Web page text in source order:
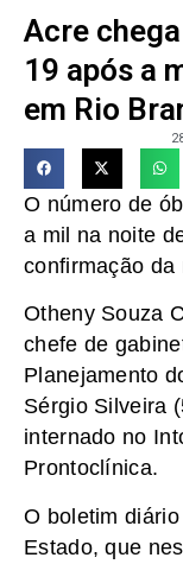
Acre
19 após a
em Rio
O número de
a mil na noite
confirmação da
Otheny Souza
chefe de
Planejamento
Sérgio Silveira
internado no
Prontoclínica.
O boletim
Estado, que